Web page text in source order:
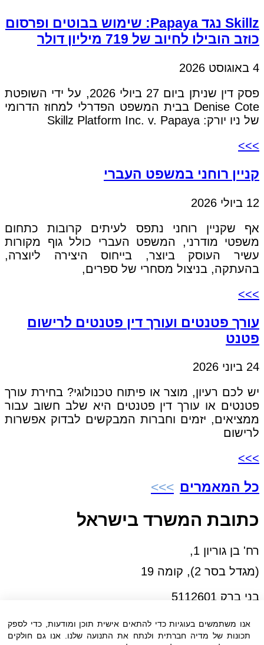
Skillz נגד Papaya: שימוש בבוטים ופרסום
כוזב הובילו לחיוב של 719 מיליון דולר
4 באוגוסט 2026
פסק דין שניתן ביום 27 ביולי 2026, על ידי השופטת
Denise Cote בבית המשפט הפדרלי למחוז הדרומי
של ניו יורק: Skillz Platform Inc. v. Papaya
>>>
קניין רוחני במשפט העברי
12 ביולי 2026
אף שקניין רוחני נתפס לעיתים קרובות כתחום
משפטי מודרני, המשפט העברי כולל גוף מקורות
עשיר העוסק ביוצר, בייחוס היצירה ליוצרה,
בהעתקה, בניצול מסחרי של ספרים,
>>>
עורך פטנטים ועורך דין פטנטים לרישום
פטנט
24 ביוני 2026
יש לכם רעיון, מוצר או פיתוח טכנולוגי? בחירת עורך
פטנטים או עורך דין פטנטים היא שלב חשוב עבור
ממציאים, יזמים וחברות המבקשים לבדוק אפשרות
לרישום
>>>
כל המאמרים
כתובת המשרד בישראל
רח' בן גוריון 1,
(מגדל בסר 2), קומה 19
בני ברק 5112601
טל:03-6005572
פקס:03-6005531
אנו משתמשים בעוגיות כדי להתאים אישית תוכן ומודעות, כדי לספק
תכונות של מדיה חברתית ולנתח את התנועה שלנו. אנו גם חולקים